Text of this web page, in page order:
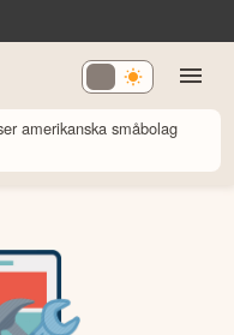
amerikanska småbolag